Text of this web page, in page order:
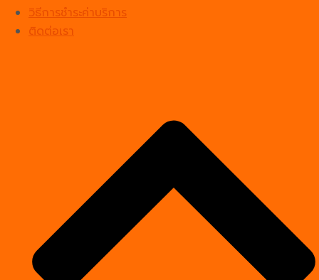
วิธีการชำระค่าบริการ
ติดต่อเรา